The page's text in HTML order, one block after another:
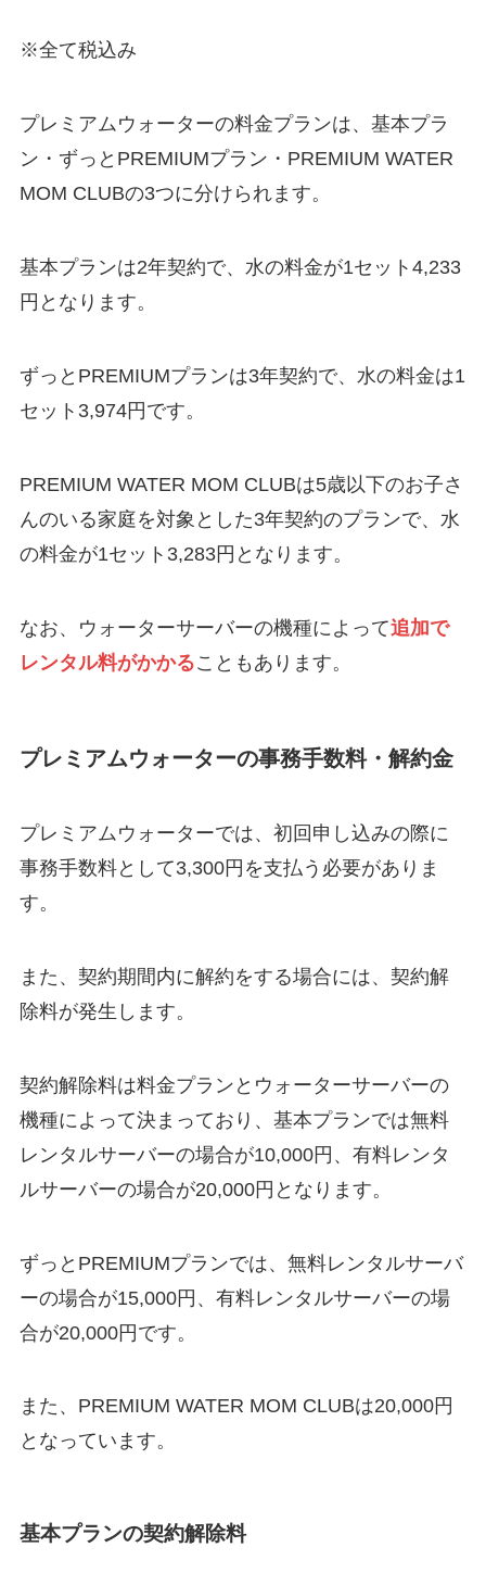
※全て税込み
プレミアムウォーターの料金プランは、基本プラ
ン・ずっとPREMIUMプラン・PREMIUM WATER
MOM CLUBの3つに分けられます。
基本プランは2年契約で、水の料金が1セット4,233
円となります。
ずっとPREMIUMプランは3年契約で、水の料金は1
セット3,974円です。
PREMIUM WATER MOM CLUBは5歳以下のお子さ
んのいる家庭を対象とした3年契約のプランで、水
の料金が1セット3,283円となります。
なお、ウォーターサーバーの機種によって追加で
レンタル料がかかることもあります。
プレミアムウォーターの事務手数料・解約金
プレミアムウォーターでは、初回申し込みの際に
事務手数料として3,300円を支払う必要がありま
す。
また、契約期間内に解約をする場合には、契約解
除料が発生します。
契約解除料は料金プランとウォーターサーバーの
機種によって決まっており、基本プランでは無料
レンタルサーバーの場合が10,000円、有料レンタ
ルサーバーの場合が20,000円となります。
ずっとPREMIUMプランでは、無料レンタルサーバ
ーの場合が15,000円、有料レンタルサーバーの場
合が20,000円です。
また、PREMIUM WATER MOM CLUBは20,000円
となっています。
基本プランの契約解除料